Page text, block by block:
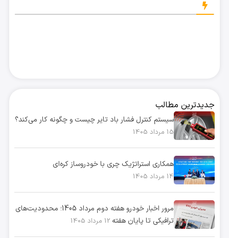
جدیدترین مطالب
سیستم کنترل فشار باد تایر چیست و چگونه کار می‌کند؟
15 مرداد 1405
همکاری استراتژیک چری با خودروساز کره‌ای
14 مرداد 1405
مرور اخبار خودرو هفته دوم مرداد 1405؛ محدودیت‌های
ترافیکی تا پایان هفته 12 مرداد 1405